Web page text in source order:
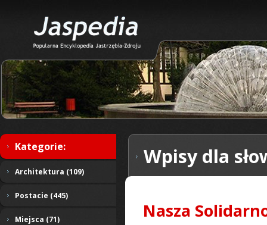
Kategorie:
Architektura (109)
Postacie (445)
Miejsca (71)
Wpisy dla
Nasza